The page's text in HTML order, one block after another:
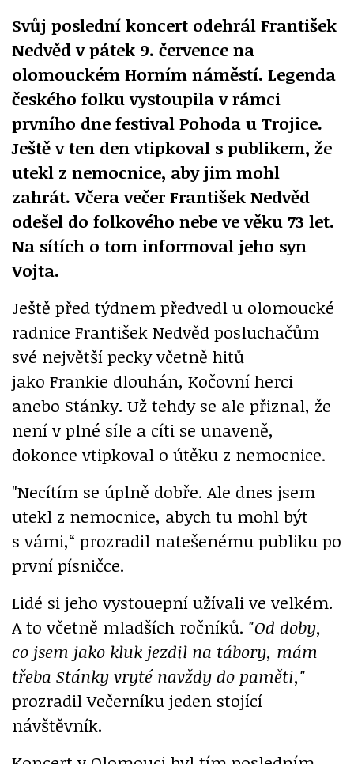
Svůj poslední koncert odehrál František
Nedvěd v pátek 9. července na
olomouckém Horním náměstí. Legenda
českého folku vystoupila v rámci
prvního dne festival Pohoda u Trojice.
Ještě v ten den vtipkoval s publikem, že
utekl z nemocnice, aby jim mohl
zahrát. Včera večer František Nedvěd
odešel do folkového nebe ve věku 73 let.
Na sítích o tom informoval jeho syn
Vojta.
Ještě před týdnem předvedl u olomoucké
radnice František Nedvěd posluchačům
své největší pecky včetně hitů
jako Frankie dlouhán, Kočovní herci
anebo Stánky. Už tehdy se ale přiznal, že
není v plné síle a cíti se unaveně,
dokonce vtipkoval o útěku z nemocnice.
"Necítím se úplně dobře. Ale dnes jsem
utekl z nemocnice, abych tu mohl být
s vámi,“ prozradil natešenému publiku po
první písničce.
Lidé si jeho vystouepní užívali ve velkém.
A to včetně mladších ročníků. "Od doby,
co jsem jako kluk jezdil na tábory, mám
třeba Stánky vryté navždy do paměti,"
prozradil Večerníku jeden stojící
návštěvník.